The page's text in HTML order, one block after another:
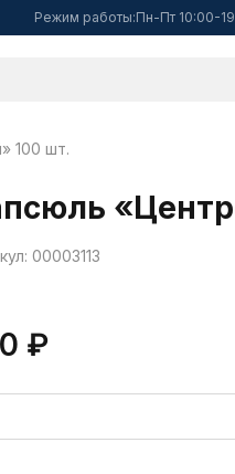
Режим работы:Пн-Пт 10:00-
100 шт.
00003113
₽